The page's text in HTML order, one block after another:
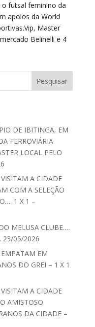
futsal feminino da
apoios da World
Master
Belinelli e 4
DE IBITINGA, EM
FERROVIÁRIA
LOCAL PELO
A CIDADE
COM A SELEÇÃO
1 X 1 –
MELUSA CLUBE….
23/05/2026
EMPATAM EM
DO GREI – 1 X 1
A CIDADE
AMISTOSO
DA CIDADE –